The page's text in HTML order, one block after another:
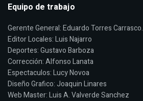
Equipo de trabajo
Gerente General: Eduardo Torres Carrasco.
Editor Locales: Luis Najarro
Deportes: Gustavo Barboza
Corrección: Alfonso Lanata
Espectaculos: Lucy Novoa
Diseño Grafico: Joaquin Linares
Web Master: Luis A. Valverde Sanchez